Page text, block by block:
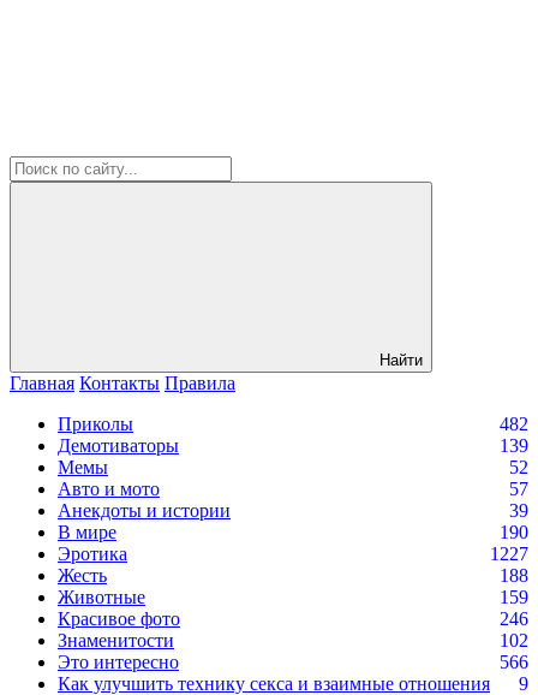
Найти
Главная Контакты Правила
Приколы
482
Демотиваторы
139
Мемы
52
Авто и мото
57
Анекдоты и истории
39
В мире
190
Эротика
1227
Жесть
188
Животные
159
Красивое фото
246
Знаменитости
102
Это интересно
566
Как улучшить технику секса и взаимные отношения
9